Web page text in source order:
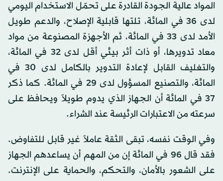
المواد عالية الجودة القادرة على تحمّل الاستخدام اليومي
لدى 36 في المائة، تلتها قابلية الإصلاح، والدعم طويل
الأمد لدى 33 في المائة، ثم الأجهزة المصنوعة من مواد
معاد تدويرها، أو ذات أثر بيئي أقل لدى 32 في المائة،
والتغليف القابل لإعادة التدوير بالكامل لدى 30 في
المائة، والتصنيع المسؤول لدى 29 في المائة. كما ذكر
37 في المائة أن الجهاز الذي يدوم طويلاً ويحافظ على
سرعته من الاعتبارات الرئيسة عند الشراء.
وفي الوقت نفسه، تبقى الثقة عاملاً غير قابل للتفاوض.
فقد قال 96 في المائة إن من المهم أن يساعدهم الجهاز
على الشعور بالأمان، والتحكم، والحماية على الإنترنت.